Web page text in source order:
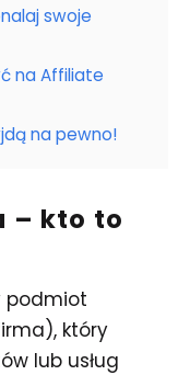
swoje
na Affiliate
na pewno!
– kto to
podmiot
który
lub usług